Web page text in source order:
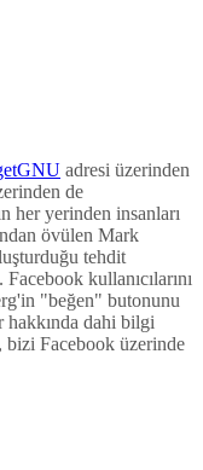
bizi Facebook üzerinde